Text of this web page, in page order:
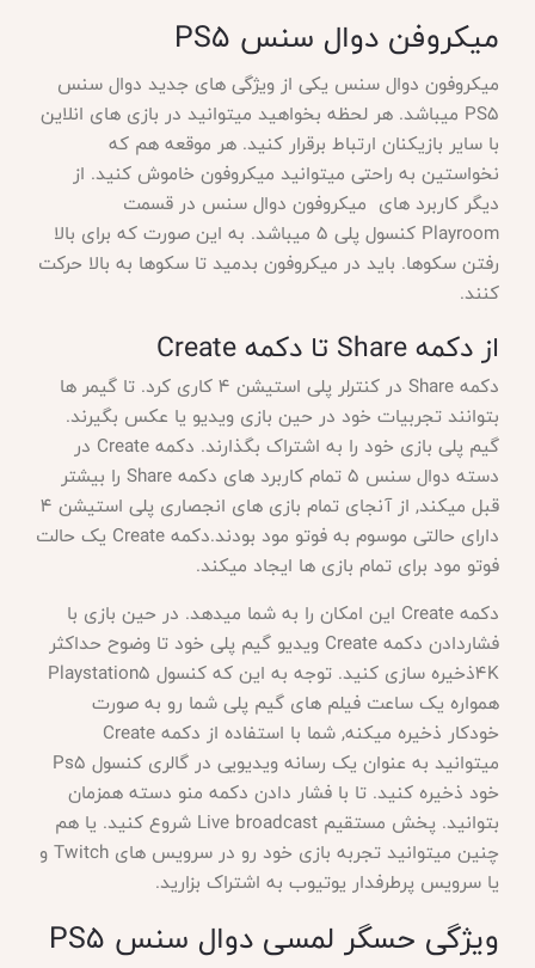
میکروفن دوال سنس
میکروفون دوال سنس یکی از ویژگی های جدید دوال سنس
PS5 میباشد. هر لحظه بخواهید میتوانید در بازی های انلاین
با سایر بازیکنان ارتباط برقرار کنید. هر موقعه هم که
نخواستین به راحتی میتوانید میکروفون خاموش کنید. از
دیگر کاربرد های میکروفون دوال سنس در قسمت
Playroom کنسول پلی 5 میباشد. به این صورت که برای بالا
رفتن سکوها. باید در میکروفون بدمید تا سکوها به بالا حرکت
کنند.
از دکمه
دکمه
Share در کنترلر پلی استیشن 4 کاری کرد. تا گیمر ها
بتوانند تجربیات خود در حین بازی ویدیو یا عکس بگیرند.
گیم پلی بازی خود را به اشتراک بگذارند. دکمه Create در
دسته دوال سنس 5 تمام کاربرد های دکمه Share را بیشتر
قبل میکند, از آنجای تمام بازی های انجصاری پلی استیشن 4
دارای حالتی موسوم به فوتو مود بودند.دکمه Create یک حالت
فوتو مود برای تمام بازی ها ایجاد میکند.
دکمه
Create این امکان را به شما میدهد. در حین بازی با
فشاردادن دکمه Create ویدیو گیم پلی خود تا وضوح حداکثر
4Kذخیره سازی کنید. توجه به این که کنسول Playstation5
همواره یک ساعت فیلم های گیم پلی شما رو به صورت
خودکار ذخیره میکنه, شما با استفاده از دکمه Create
میتوانید به عنوان یک رسانه ویدیویی در گالری کنسول Ps5
خود ذخیره کنید. تا با فشار دادن دکمه منو دسته همزمان
بتوانید. پخش مستقیم Live broadcast شروع کنید. یا هم
چنین میتوانید تجربه بازی خود رو در سرویس های Twitch و
یا سرویس پرطرفدار یوتیوب به اشتراک بزارید.
ویژگی حسگر لمسی دوال سنس